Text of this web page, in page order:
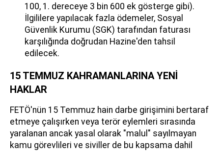
100, 1. dereceye 3 bin 600 ek gösterge gibi).
İlgililere yapılacak fazla ödemeler, Sosyal
Güvenlik Kurumu (SGK) tarafından faturası
karşılığında doğrudan Hazine'den tahsil
edilecek.
15 TEMMUZ KAHRAMANLARINA YENİ
HAKLAR
FETÖ'nün 15 Temmuz hain darbe girişimini bertaraf
etmeye çalışırken veya terör eylemleri sırasında
yaralanan ancak yasal olarak "malul" sayılmayan
kamu görevlileri ve siviller de bu kapsama dahil